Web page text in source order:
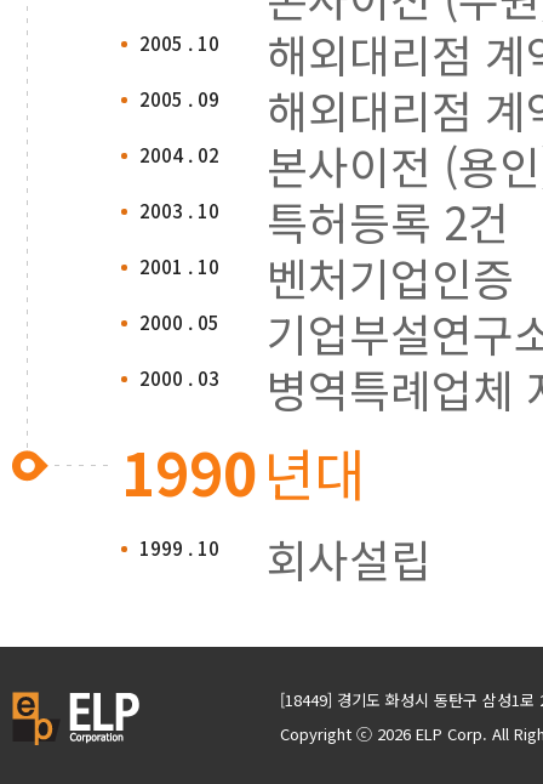
2005 . 10 해외대리점
2005 . 09 해외대리점
2004 . 02 본사이전 (용
2003 . 10 특허등록 2건
2001 . 10 벤처기업인증
2000 . 05 기업부설연구
2000 . 03 병역특례업체
1990년대
1999 . 10 회사설립
[18449] 경기도 화성시 동탄구 삼성1
Copyright ⓒ 2026 ELP Corp. All